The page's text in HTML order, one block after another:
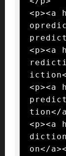
<p><a
<p><a
tion</
<p><a
on</